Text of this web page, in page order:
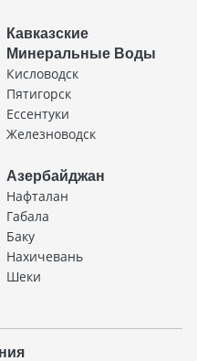
Кавказские
Минеральные Воды
Кисловодск
Пятигорск
Ессентуки
Железноводск
Азербайджан
Нафталан
Габала
Баку
Нахичевань
Шеки